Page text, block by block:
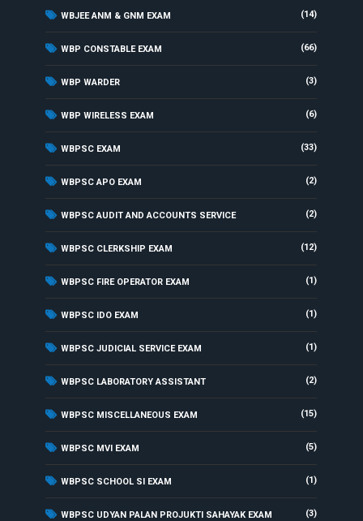
WBJEE ANM & GNM EXAM (14)
WBP CONSTABLE EXAM (66)
WBP WARDER (3)
WBP WIRELESS EXAM (6)
WBPSC EXAM (33)
WBPSC APO EXAM (2)
WBPSC AUDIT AND ACCOUNTS SERVICE (2)
WBPSC CLERKSHIP EXAM (12)
WBPSC FIRE OPERATOR EXAM (1)
WBPSC IDO EXAM (1)
WBPSC JUDICIAL SERVICE EXAM (1)
WBPSC LABORATORY ASSISTANT (2)
WBPSC MISCELLANEOUS EXAM (15)
WBPSC MVI EXAM (5)
WBPSC SCHOOL SI EXAM (1)
WBPSC UDYAN PALAN PROJUKTI SAHAYAK EXAM (3)